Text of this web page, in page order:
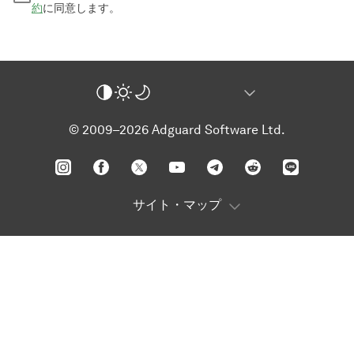
約に同意します。
© 2009–2026 Adguard Software Ltd.
サイト・マップ